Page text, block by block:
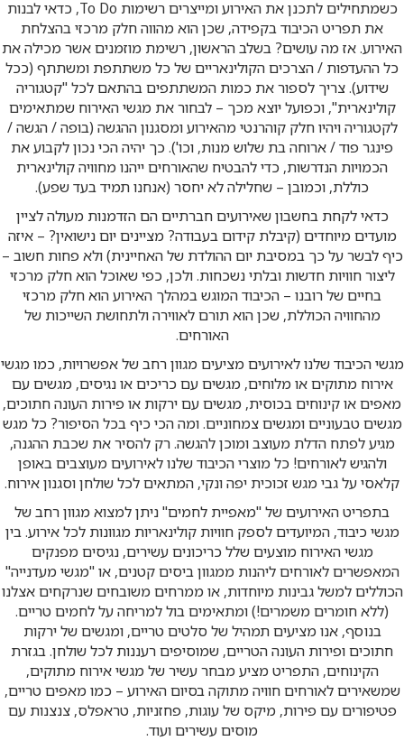
כשמתחילים לתכנן את האירוע ומייצרים רשימות To Do, כדאי לבנות
את תפריט הכיבוד בקפידה, שכן הוא מהווה חלק מרכזי בהצלחת
האירוע. אז מה עושים? בשלב הראשון, רשימת מוזמנים אשר מכילה את
כל ההעדפות / הצרכים הקולינאריים של כל משתתפת ומשתתף (ככל
שידוע). צריך לספור את כמות המשתתפים בהתאם לכל "קטגוריה
קולינארית", וכפועל יוצא מכך – לבחור את מגשי האירוח שמתאימים
לקטגוריה ויהיו חלק קוהרנטי מהאירוע ומסגנון ההגשה (בופה / הגשה /
פינגר פוד / ארוחה בת שלוש מנות, וכו'). כך יהיה הכי נכון לקבוע את
הכמויות הנדרשות, כדי להבטיח שהאורחים ייהנו מחוויה קולינארית
כוללת, וכמובן – שחלילה לא יחסר (אנחנו תמיד בעד שפע).
כדאי לקחת בחשבון שאירועים חברתיים הם הזדמנות מעולה לציין
מועדים מיוחדים (קיבלת קידום בעבודה? מציינים יום נישואין? – איזה
כיף לבשר על כך במסיבת יום ההולדת של האחיינית) ולא פחות חשוב –
ליצור חוויות חדשות ובלתי נשכחות. ולכן, כפי שאוכל הוא חלק מרכזי
בחיים של רובנו – הכיבוד המוגש במהלך האירוע הוא חלק מרכזי
מהחוויה הכוללת, שכן הוא תורם לאווירה ולתחושת השייכות של
האורחים.
מגשי הכיבוד שלנו לאירועים מציעים מגוון רחב של אפשרויות, כמו מגשי
אירוח מתוקים או מלוחים, מגשים עם כריכים או נגיסים, מגשים עם
מאפים או קינוחים בכוסית, מגשים עם ירקות או פירות העונה חתוכים,
מגשים טבעוניים ומגשים צמחוניים. ומה הכי כיף בכל הסיפור? כל מגש
מגיע לפתח הדלת מעוצב ומוכן להגשה. רק להסיר את שכבת ההגנה,
ולהגיש לאורחים! כל מוצרי הכיבוד שלנו לאירועים מעוצבים באופן
קלאסי על גבי מגש זכוכית יפה ונקי, המתאים לכל שולחן וסגנון אירוח.
בתפריט האירועים של "מאפיית לחמים" ניתן למצוא מגוון רחב של
מגשי כיבוד, המיועדים לספק חוויות קולינאריות מגוונות לכל אירוע. בין
מגשי האירוח מוצעים שלל כריכונים עשירים, נגיסים מפנקים
המאפשרים לאורחים ליהנות ממגוון ביסים קטנים, או "מגשי מעדנייה"
הכוללים למשל גבינות מיוחדות, או ממרחים משובחים שנרקחים אצלנו
(ללא חומרים משמרים!) ומתאימים בול למריחה על לחמים טריים.
בנוסף, אנו מציעים תמהיל של סלטים טריים, ומגשים של ירקות
חתוכים ופירות העונה הטריים, שמוסיפים רעננות לכל שולחן. בגזרת
הקינוחים, התפריט מציע מבחר עשיר של מגשי אירוח מתוקים,
שמשאירים לאורחים חוויה מתוקה בסיום האירוע – כמו מאפים טריים,
פטיפורים עם פירות, מיקס של עוגות, פחזניות, טראפלס, צנצנות עם
מוסים עשירים ועוד.